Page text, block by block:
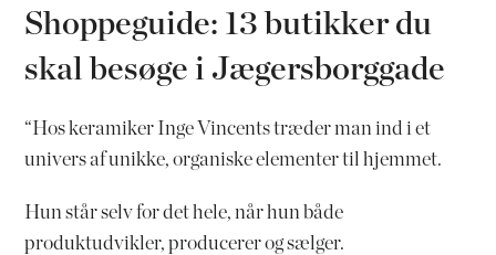
Shoppeguide: 13 butikker du
skal besøge i Jægersborggade
“Hos keramiker Inge Vincents træder man ind i et
univers af unikke, organiske elementer til hjemmet.
Hun står selv for det hele, når hun både
produktudvikler, producerer og sælger.